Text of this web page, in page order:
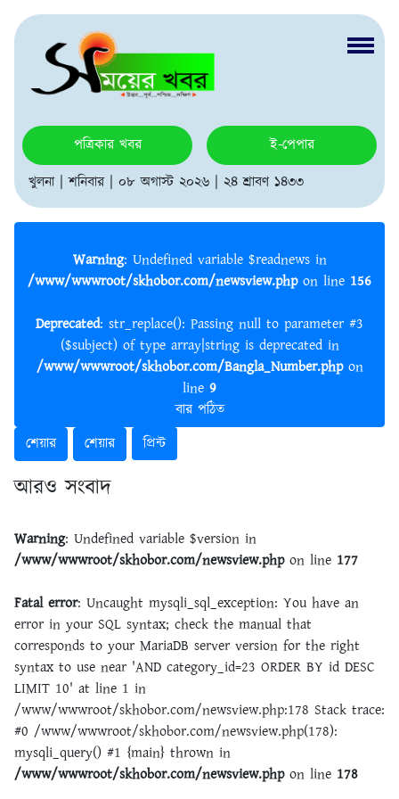
পত্রিকার খবর
ই-পেপার
খুলনা | শনিবার | ০৮ অগাস্ট ২০২৬ | ২৪ শ্রাবণ ১৪৩৩
Warning : Undefined variable $readnews in
/www/wwwroot/skhobor.com/newsview.phpon line 156
Deprecated: str_replace(): Passing null to parameter #3
($subject) of type array|string is deprecated in
/www/wwwroot/skhobor.com/Bangla_Number.phpon
line 9
বার পঠিত
শেয়ার
শেয়ার প্রিন্ট
আরও সংবাদ
Warning: Undefined variable $version in
/www/wwwroot/skhobor.com/newsview.phpon line 177
Fatal error: Uncaught mysqli_sql_exception: You have an
error in your SQL syntax; check the manual that
corresponds to your MariaDB server version for the right
syntax to use near 'AND category_id=23 ORDER BY id DESC
LIMIT 10' at line 1 in
/www/wwwroot/skhobor.com/newsview.php:178 Stack trace:
#0 /www/wwwroot/skhobor.com/newsview.php(178):
mysqli_query() #1 {main} thrown in
/www/wwwroot/skhobor.com/newsview.phpon line 178